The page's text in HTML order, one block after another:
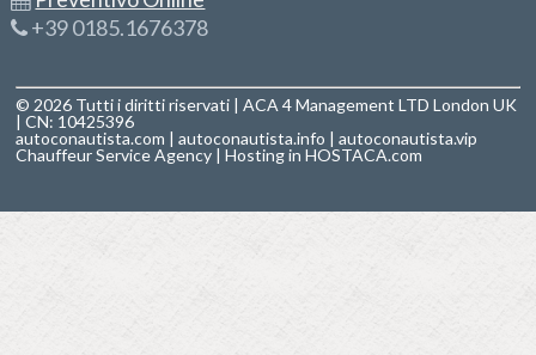
+39 0185.1676378
© 2026 Tutti i diritti riservati | ACA 4 Management LTD London UK
| CN: 10425396
autoconautista.com |autoconautista.info |autoconautista.vip
Chauffeur Service Agency | Hosting inHOSTACA.com